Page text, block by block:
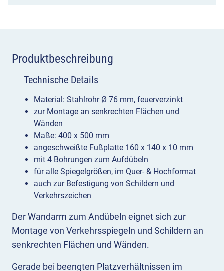
Produktbeschreibung
Der Wandarm zum Andübeln eignet sich zur
Montage von Verkehrsspiegeln und Schildern an
senkrechten Flächen und Wänden.
Gerade bei beengten Platzverhältnissen im
Technische Details
Material: Stahlrohr Ø 76 mm, feuerverzinkt
zur Montage an senkrechten Flächen und
Wänden
Maße: 400 x 500 mm
angeschweißte Fußplatte 160 x 140 x 10 mm
mit 4 Bohrungen zum Aufdübeln
für alle Spiegelgrößen, im Quer- & Hochformat
auch zur Befestigung von Schildern und
Verkehrszeichen